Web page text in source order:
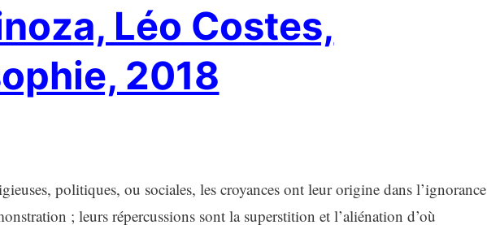
Léo Costes,
2018
politiques, ou sociales, les croyances ont leur origine dans l’ignorance
; leurs répercussions sont la superstition et l’aliénation d’où